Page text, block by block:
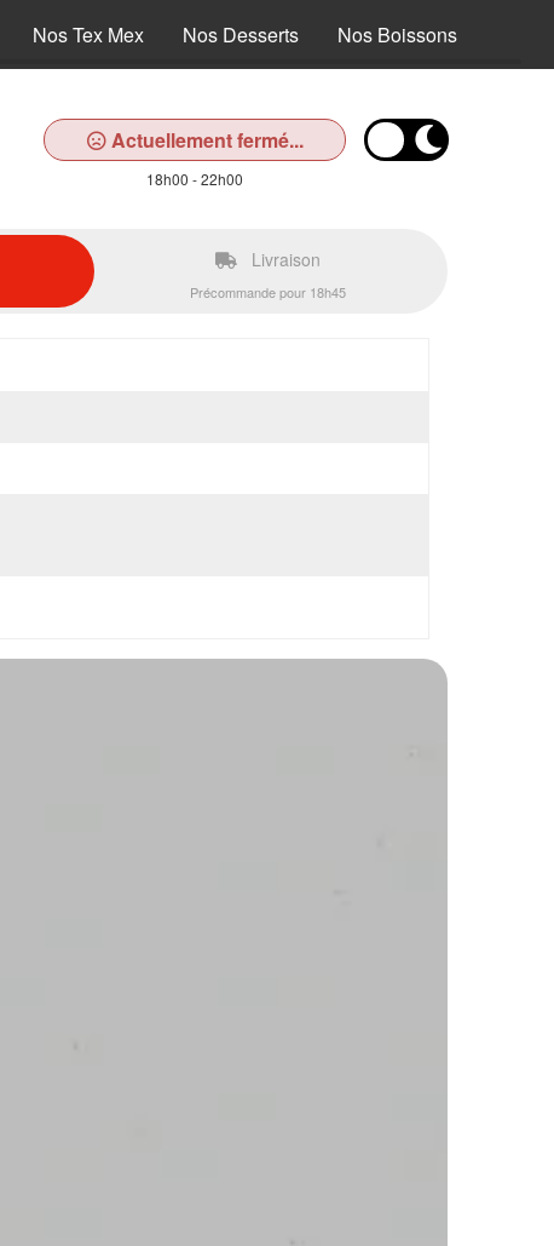
Nos Tex Mex Nos Desserts Nos Boissons
Actuellement fermé...
18h00 - 22h00
Livraison
Précommande pour 18h45